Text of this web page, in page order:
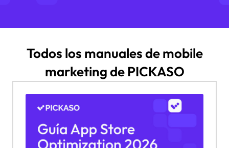
Todos los manuales de mobile
marketing de PICKASO